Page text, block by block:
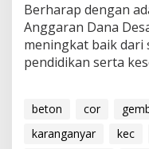
Berharap dengan
Anggaran Dana
meningkat baik dari
pendidikan serta
beton cor
karanganyar
kec